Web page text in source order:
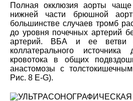
Полная окклюзия аорты чаще
нижней части брюшной
большинстве случаев тромб
до уровня почечных артерий
артерий. ВБА и ее ветви
коллатерального источника
кровотока в общих
анастомозы с
Рис. 8 E-G).